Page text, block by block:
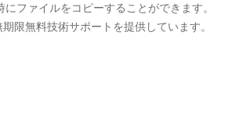
ファイルをコピーすることができます。
限無料技術サポートを提供しています。